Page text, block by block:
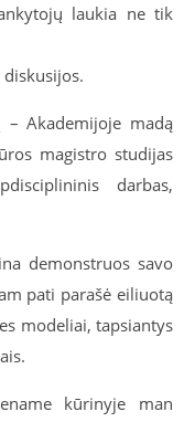
laukia ne tik
Akademijoje madą
magistro studijas
darbas,
demonstruos savo
pati parašė eiliuotą
modeliai, tapsiantys
kūrinyje man